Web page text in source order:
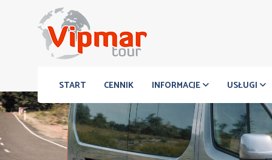
START CENNIK INFORMACJE USŁUGI